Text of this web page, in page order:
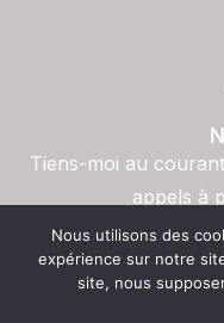
Tiens-moi au
appels à
Nous utilisons des
expérience sur notre
site, nous